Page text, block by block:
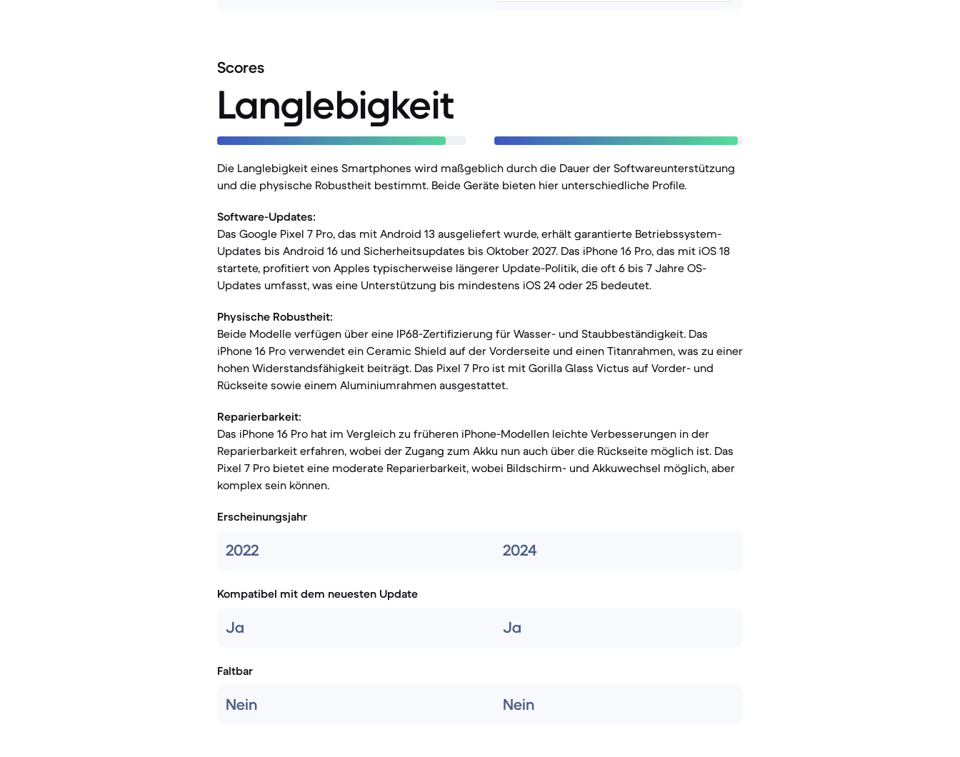
Scores
Langlebigkeit
Die Langlebigkeit eines Smartphones wird maßgeblich durch die Dauer der Softwareunterstützung
und die physische Robustheit bestimmt. Beide Geräte bieten hier unterschiedliche Profile.
Software-Updates:
Das Google Pixel 7 Pro, das mit Android 13 ausgeliefert wurde, erhält garantierte Betriebssystem-
Updates bis Android 16 und Sicherheitsupdates bis Oktober 2027. Das iPhone 16 Pro, das mit iOS 18
startete, profitiert von Apples typischerweise längerer Update-Politik, die oft 6 bis 7 Jahre OS-
Updates umfasst, was eine Unterstützung bis mindestens iOS 24 oder 25 bedeutet.
Physische Robustheit:
Beide Modelle verfügen über eine IP68-Zertifizierung für Wasser- und Staubbeständigkeit. Das
iPhone 16 Pro verwendet ein Ceramic Shield auf der Vorderseite und einen Titanrahmen, was zu einer
hohen Widerstandsfähigkeit beiträgt. Das Pixel 7 Pro ist mit Gorilla Glass Victus auf Vorder- und
Rückseite sowie einem Aluminiumrahmen ausgestattet.
Reparierbarkeit:
Das iPhone 16 Pro hat im Vergleich zu früheren iPhone-Modellen leichte Verbesserungen in der
Reparierbarkeit erfahren, wobei der Zugang zum Akku nun auch über die Rückseite möglich ist. Das
Pixel 7 Pro bietet eine moderate Reparierbarkeit, wobei Bildschirm- und Akkuwechsel möglich, aber
komplex sein können.
Erscheinungsjahr
2022 2024
Kompatibel mit dem neuesten Update
Ja Ja
Faltbar
Nein Nein